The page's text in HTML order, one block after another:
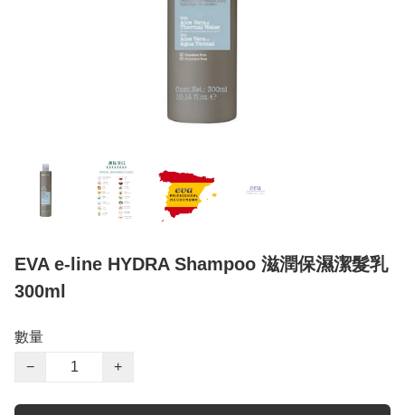
EVA e-line HYDRA Shampoo 滋潤保濕潔髮乳
300ml
數量
−
+